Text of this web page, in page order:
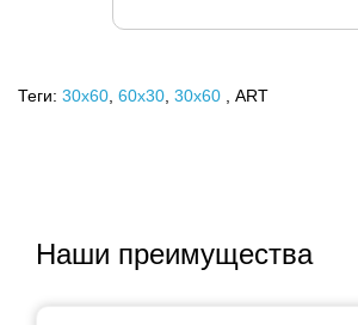
Теги: 30x60 60х30 30х60 , ART
Наши преимущества